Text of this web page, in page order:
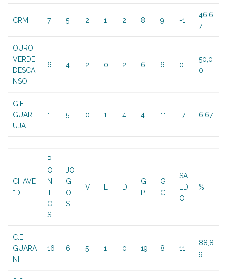
CRM 7 5 2 1 2 8 9 -1
46,6
7
OURO
VERDE
DESCA
NSO
6 4 2 0 2 6 6 0
50,0
0
G.E.
GUAR
UJA
1 5 0 1 4 4 11 -7 6,67
CHAVE
“D”
P
O
N
T
O
S
JO
G
O
S
V E D
G
P
G
C
SA
LD
O
%
C.E.
GUARA
NI
16 6 5 1 0 19 8 11
88,8
9